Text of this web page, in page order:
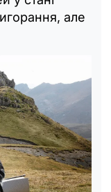
але